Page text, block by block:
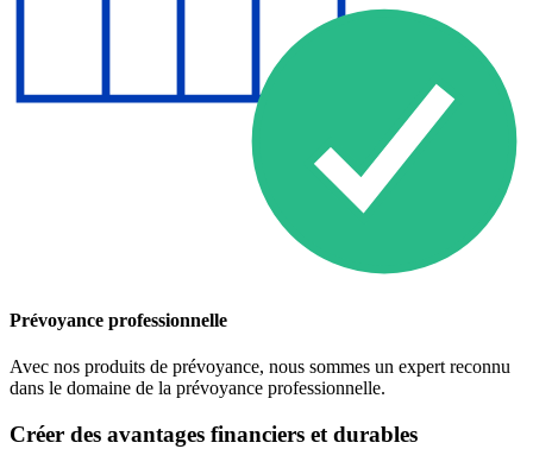
Prévoyance professionnelle
Avec nos produits de prévoyance, nous sommes un expert reconnu
dans le domaine de la prévoyance professionnelle.
Créer des avantages financiers et durables